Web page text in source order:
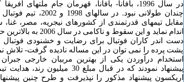
در سال 1996، بافآنا- بافآنا، قهرمان جام
چندان طولانی نبود. در
مقابل تیمهای قدرتمندی از کشورهای نیجریه، مصر،
اندام نماید و این سقوط و ناکامی در سال 2006 به بالاترین حد خود رسید.
دست اندر کاران فوتبال برای رضایت و خشنودی فوتبال
پشت پرده را نمی توان در این مساله نادیده گرفت- تلاش
استخدام درآوردن یکی از بهترین مربیان خارجی جبران
پیشنهاد نمودند که در قبال مبلغ 30
اریکسون پیشنهاد مذکور را نپذیرفت و طرح چنین